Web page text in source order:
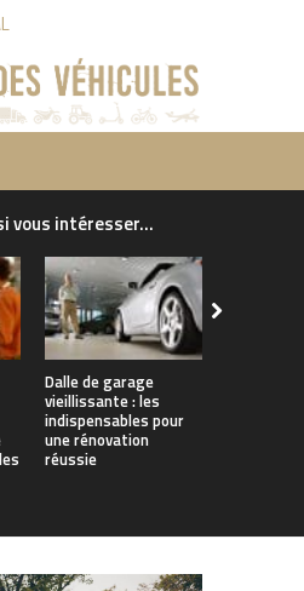
vous intéresser...
Dalle de garage
vieillissante : les
indispensables pour
une rénovation
réussie